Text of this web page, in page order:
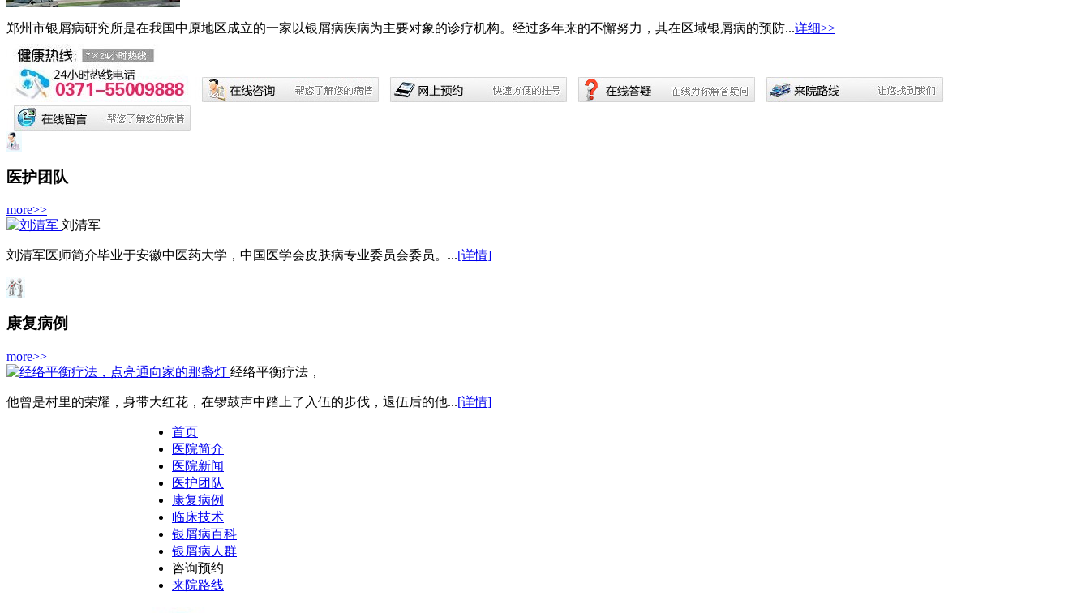
郑州市银屑病研究所是在我国中原地区成立的一家以银屑病疾病为主要对象的诊疗机构。经过多年来的不懈努力，其在区域银屑病的预防...详细>>
医护团队
more>>
刘清军
刘清军医师简介毕业于安徽中医药大学，中国医学会皮肤病专业委员会委员。...[详情]
康复病例
more>>
经络平衡疗法，
他曾是村里的荣耀，身带大红花，在锣鼓声中踏上了入伍的步伐，退伍后的他...[详情]
首页
医院简介
医院新闻
医护团队
康复病例
临床技术
银屑病百科
银屑病人群
咨询预约
来院路线